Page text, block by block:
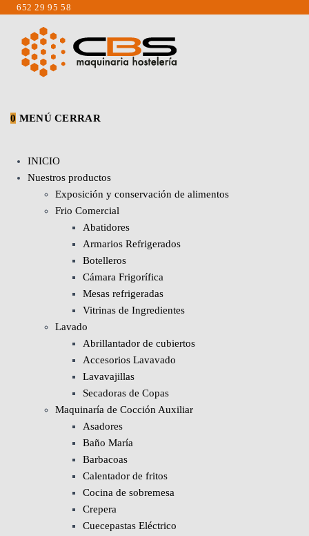
Saltar
contenido
652 29 95 58
0 MENÚ CERRAR
INICIO
Nuestros productos
Exposición y conservación de alimentos
Frio Comercial
Abatidores
Armarios Refrigerados
Botelleros
Cámara Frigorífica
Mesas refrigeradas
Vitrinas de Ingredientes
Lavado
Abrillantador de cubiertos
Accesorios Lavavado
Lavavajillas
Secadoras de Copas
Maquinaría de Cocción Auxiliar
Asadores
Baño María
Barbacoas
Calentador de fritos
Cocina de sobremesa
Crepera
Cuecepastas Eléctrico